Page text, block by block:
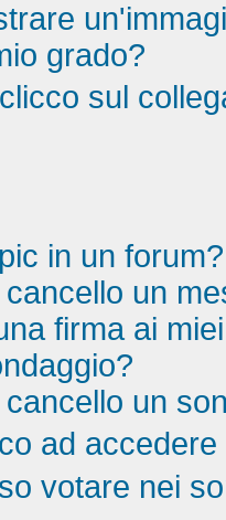
grado?
sul
in un forum?
un
firma ai
un
ad accedere
votare nei